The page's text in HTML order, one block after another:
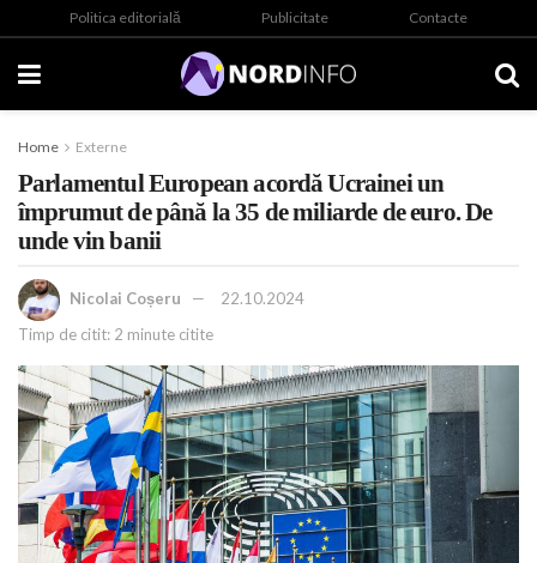
Politica editorială Publicitate Contacte
Home Externe
Parlamentul European acordă Ucrainei un
împrumut de până la 35 de miliarde de euro. De
unde vin banii
Nicolai Coșeru
22.10.2024
Timp de citit: 2 minute citite